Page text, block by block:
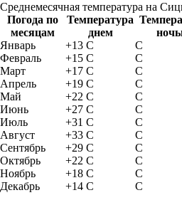
Cреднемесячная температура на
Погода по
месяцам
Температура
днем
Январь +13 C
C
Февраль
+15 C
C
Март
+17 C
C
Апрель
+19 C
C
Май
+22 C
C
Июнь
+27 C
C
Июль
+31 C
C
Август
+33 C
C
Сентябрь
+29 C
C
Октябрь
+22 C
C
Ноябрь
+18 C
C
Декабрь
+14 C C